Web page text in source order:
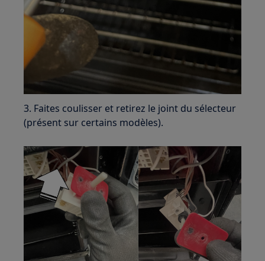
3. Faites coulisser et retirez le joint du sélecteur
(présent sur certains modèles).